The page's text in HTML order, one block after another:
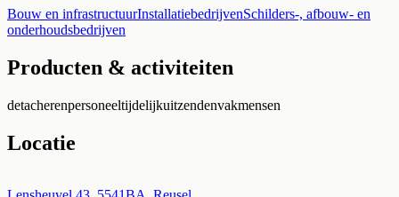
Bouw en infrastructuurInstallatiebedrijvenSchilders-, afbouw- en
onderhoudsbedrijven
Producten & activiteiten
detacherenpersoneeltijdelijkuitzendenvakmensen
Locatie